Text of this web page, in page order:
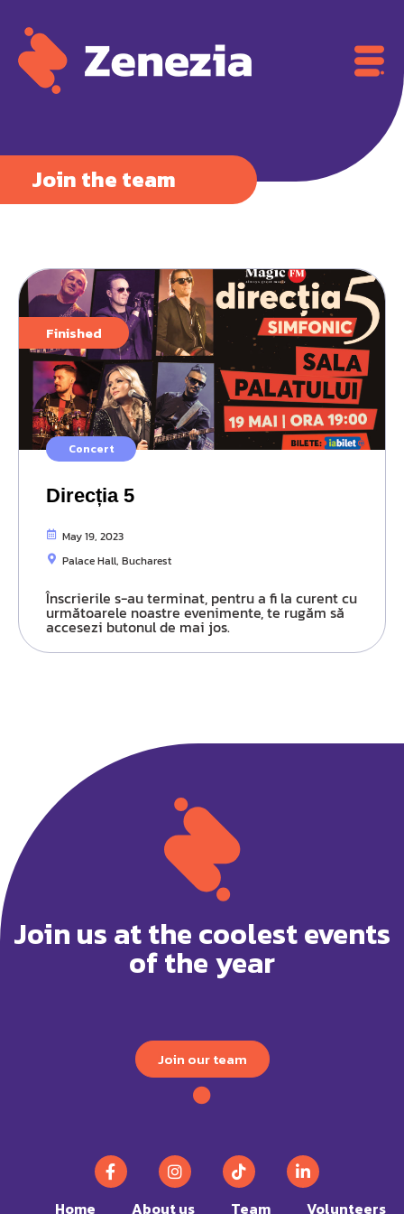
Join the team
Concert
Finished
Direcția 5
May 19, 2023
Palace Hall, Bucharest
Înscrierile s-au terminat, pentru a fi la curent cu
următoarele noastre evenimente, te rugăm să
accesezi butonul de mai jos.
Join us at the coolest events
of the year
Join our team
Home About us Team Volunteers